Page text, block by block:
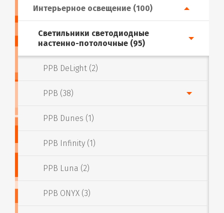
Интерьерное освещение (100)
Светильники светодиодные
настенно-потолочные (95)
PPB DeLight (2)
PPB (38)
PPB Dunes (1)
PPB Infinity (1)
PPB Luna (2)
PPB ONYX (3)